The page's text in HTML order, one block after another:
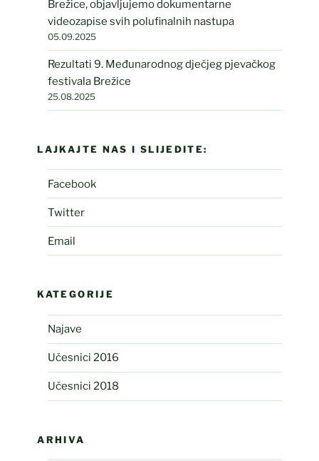
Brežice, objavljujemo dokumentarne
videozapise svih polufinalnih nastupa
05.09.2025
Rezultati 9. Međunarodnog dječjeg pjevačkog
festivala Brežice
25.08.2025
LAJKAJTE NAS I SLIJEDITE:
Facebook
Twitter
Email
KATEGORIJE
Najave
Učesnici 2016
Učesnici 2018
ARHIVA